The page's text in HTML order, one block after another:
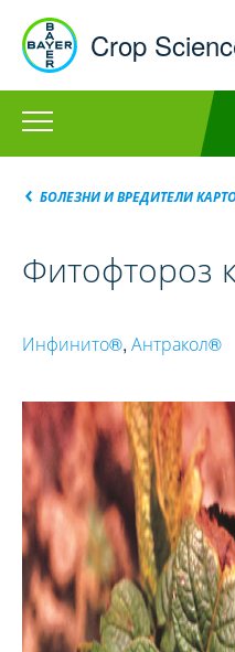
Bayer
Crop
Главное
меню
Строка
БОЛЕЗНИ И ВРЕДИТЕЛИ
Фитофтороз
Инфинито®, Антракол®